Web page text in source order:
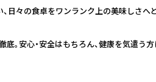
日々の食卓をワンランク上の美味しさへ
安心・安全はもちろん、健康を気遣う方